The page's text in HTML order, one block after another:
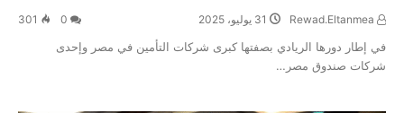
31 يوليو، 2025 301
في إطار دورها الريادي بصفتها كبرى شركات التأمين في مصر وإحدى
شركات صندوق مصر…